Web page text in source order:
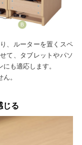
、ルーターを置くスペ
て、タブレットやパソ
も適応します。
。
じる